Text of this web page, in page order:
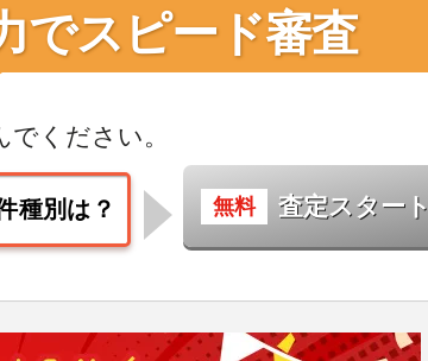
でスピード審査
でください。
査定スタート